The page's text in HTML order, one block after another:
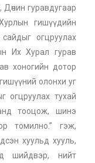
гуравдугаар
гишүүдийн
сайдыг огцруулах
Их Хурал гурав
хоногийн дотор
олонхи уг
огцруулах тухай
тооцож, шинэ
томилно.” гэж,
хуульд хууль,
шийдвэр, нийт